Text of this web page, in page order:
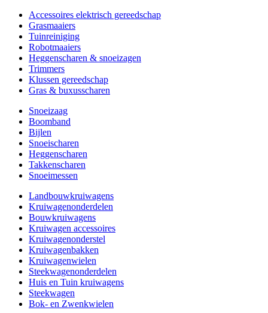
Accessoires elektrisch gereedschap
Grasmaaiers
Tuinreiniging
Robotmaaiers
Heggenscharen & snoeizagen
Trimmers
Klussen gereedschap
Gras & buxusscharen
Snoeizaag
Boomband
Bijlen
Snoeischaren
Heggenscharen
Takkenscharen
Snoeimessen
Landbouwkruiwagens
Kruiwagenonderdelen
Bouwkruiwagens
Kruiwagen accessoires
Kruiwagenonderstel
Kruiwagenbakken
Kruiwagenwielen
Steekwagenonderdelen
Huis en Tuin kruiwagens
Steekwagen
Bok- en Zwenkwielen